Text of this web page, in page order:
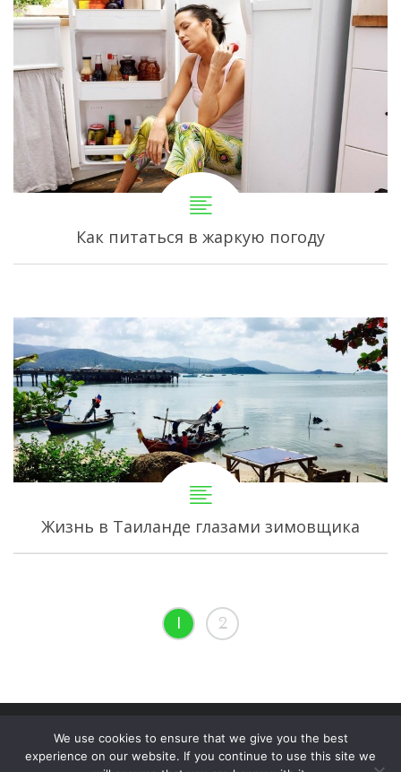
Как питаться в жаркую погоду
Жизнь в Таиланде глазами зимовщика
1 2
(c) Copyright 2020 lenafilatova.com
We use cookies to ensure that we give you the best
experience on our website. If you continue to use this site we